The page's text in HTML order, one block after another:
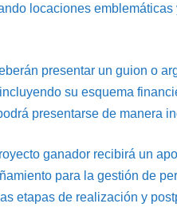
locaciones
presentar un guion o
su esquema
presentarse de manera
ganador recibirá un
para la gestión de
etapas de realización y